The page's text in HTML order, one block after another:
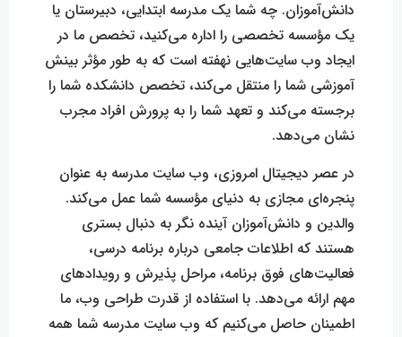
دانش‌آموزان. چه شما یک مدرسه ابتدایی، دبیرستان یا
یک مؤسسه تخصصی را اداره می‌کنید، تخصص ما در
ایجاد وب سایت‌هایی نهفته است که به طور مؤثر بینش
آموزشی شما را منتقل می‌کند، تخصص دانشکده شما را
برجسته می‌کند و تعهد شما را به پرورش افراد مجرب
نشان می‌دهد.
در عصر دیجیتال امروزی، وب سایت مدرسه به عنوان
پنجره‌ای مجازی به دنیای مؤسسه شما عمل می‌کند.
والدین و دانش‌آموزان آینده نگر به دنبال بستری
هستند که اطلاعات جامعی درباره برنامه درسی،
فعالیت‌های فوق برنامه، مراحل پذیرش و رویداد‌های
مهم ارائه می‌دهد. با استفاده از قدرت طراحی وب، ما
اطمینان حاصل می‌کنیم که وب سایت مدرسه شما همه